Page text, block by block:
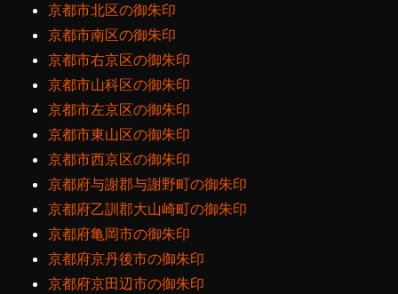
京都市北区の御朱印
京都市南区の御朱印
京都市右京区の御朱印
京都市山科区の御朱印
京都市左京区の御朱印
京都市東山区の御朱印
京都市西京区の御朱印
京都府与謝郡与謝野町の御朱印
京都府乙訓郡大山崎町の御朱印
京都府亀岡市の御朱印
京都府京丹後市の御朱印
京都府京田辺市の御朱印